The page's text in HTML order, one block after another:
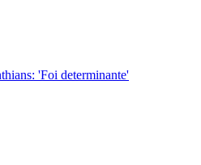
'Foi determinante'